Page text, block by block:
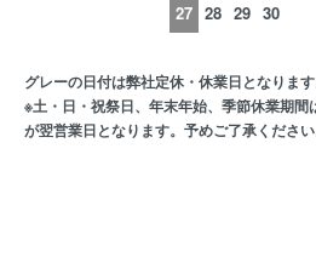
27 28 29 30
グレーの日付は弊社定休・休業日となります
※土・日・祝祭日、年末年始、季節休業期
が翌営業日となります。予めご了承ください